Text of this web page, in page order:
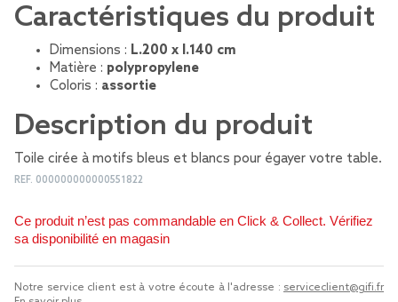
Caractéristiques du produit
Dimensions : L.200 x l.140 cm
Matière : polypropylene
Coloris : assortie
Description du produit
Toile cirée à motifs bleus et blancs pour égayer votre table.
REF. 000000000000551822
Ce produit n’est pas commandable en Click & Collect. Vérifiez
sa disponibilité en magasin
Notre service client est à votre écoute à l'adresse : serviceclient@gifi.fr